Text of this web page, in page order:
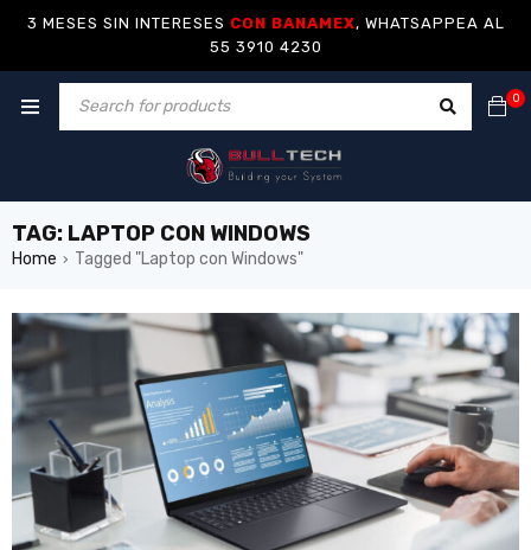
3 MESES SIN INTERESES CON BANAMEX, WHATSAPPEA AL
55 3910 4230
0
TAG: LAPTOP CON WINDOWS
Home › Tagged "Laptop con Windows"